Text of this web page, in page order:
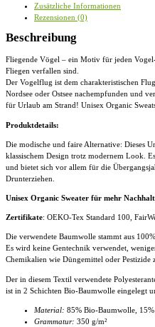
Sweatshirt
Zusätzliche Informationen
Rezensionen (0)
Beschreibung
Fliegende Vögel – ein Motiv für jeden
Fliegen verfallen sind.
Der Vogelflug ist dem charakteristischen
Nordsee oder Ostsee nachempfunden und
für Urlaub am Strand! Unisex Organic
Produktdetails:
Die modische und faire Alternative: Dieses
klassischem Design trotz modernem Look.
und bietet sich vor allem für die
Drunterziehen.
Unisex Organic Sweater für mehr
Zertifikate: OEKO-Tex Standard 100,
Die verwendete Baumwolle stammt aus
Es wird keine Gentechnik verwendet,
Chemikalien wie Düngemittel oder Pestizide
Der in diesem Textil verwendete
ist in 2 Schichten Bio-Baumwolle eingelegt
Material: 85% Bio-Baumwolle,
Grammatur: 350 g/m²